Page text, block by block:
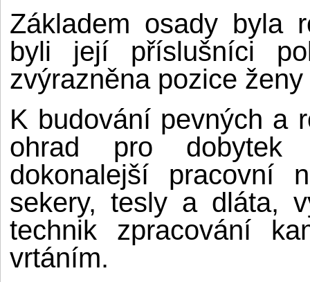
Základem osady byla
byli její příslušníci
zvýrazněna pozice
K budování pevných a
ohrad pro dobytek
dokonalejší pracovní
sekery, tesly a dláta,
technik zpracování
vrtáním.